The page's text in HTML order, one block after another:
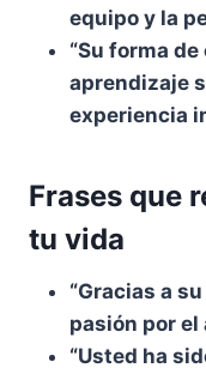
equipo y la
“Su forma
aprendizaje
experiencia
Frases que
tu vida
“Gracias a
pasión por el
“Usted ha